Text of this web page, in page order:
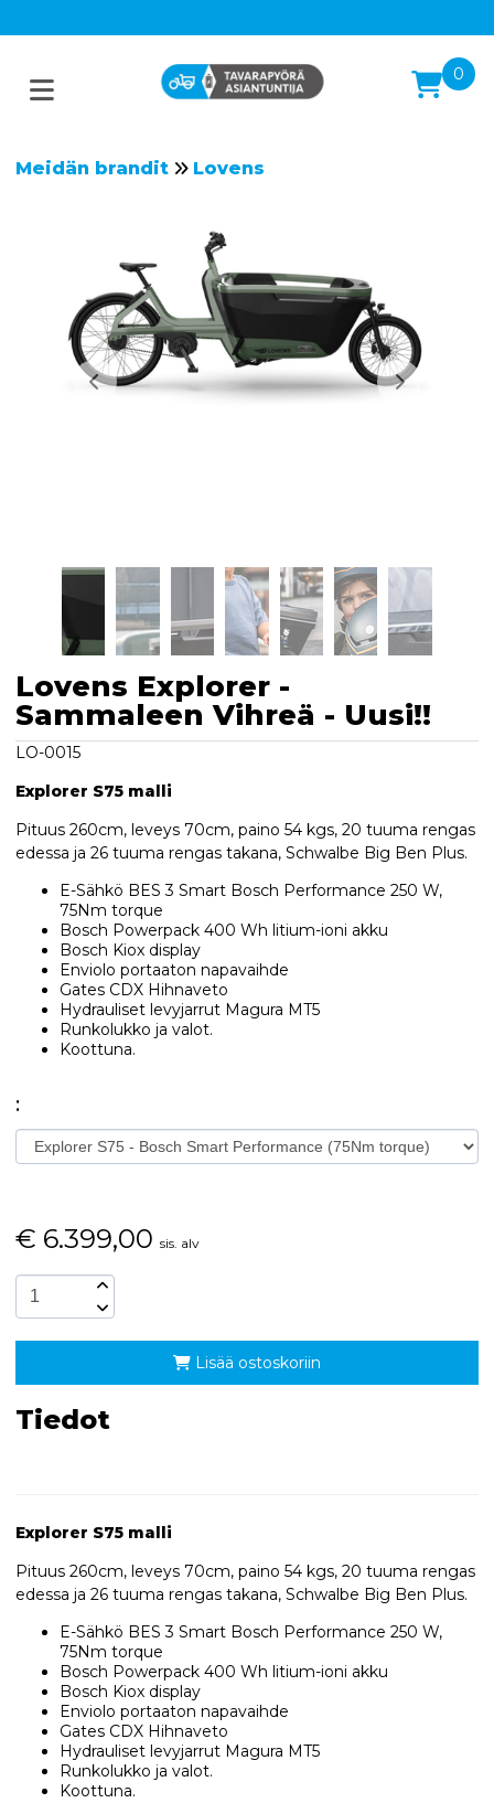
0
Meidän brandit Lovens
Lovens Explorer -
Sammaleen Vihreä - Uusi!!
LO-0015
Explorer S75 malli
Pituus 260cm, leveys 70cm, paino 54 kgs, 20 tuuma rengas
edessa ja 26 tuuma rengas takana, Schwalbe Big Ben Plus.
E-Sähkö BES 3 Smart Bosch Performance 250 W,
75Nm torque
Bosch Powerpack 400 Wh litium-ioni akku
Bosch Kiox display
Enviolo portaaton napavaihde
Gates CDX Hihnaveto
Hydrauliset levyjarrut Magura MT5
Runkolukko ja valot.
Koottuna.
:
€ 6.399,00 sis. alv
Lisää ostoskoriin
Tiedot
Explorer S75 malli
Pituus 260cm, leveys 70cm, paino 54 kgs, 20 tuuma rengas
edessa ja 26 tuuma rengas takana, Schwalbe Big Ben Plus.
E-Sähkö BES 3 Smart Bosch Performance 250 W,
75Nm torque
Bosch Powerpack 400 Wh litium-ioni akku
Bosch Kiox display
Enviolo portaaton napavaihde
Gates CDX Hihnaveto
Hydrauliset levyjarrut Magura MT5
Runkolukko ja valot.
Koottuna.